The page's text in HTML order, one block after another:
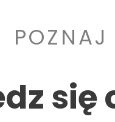
się